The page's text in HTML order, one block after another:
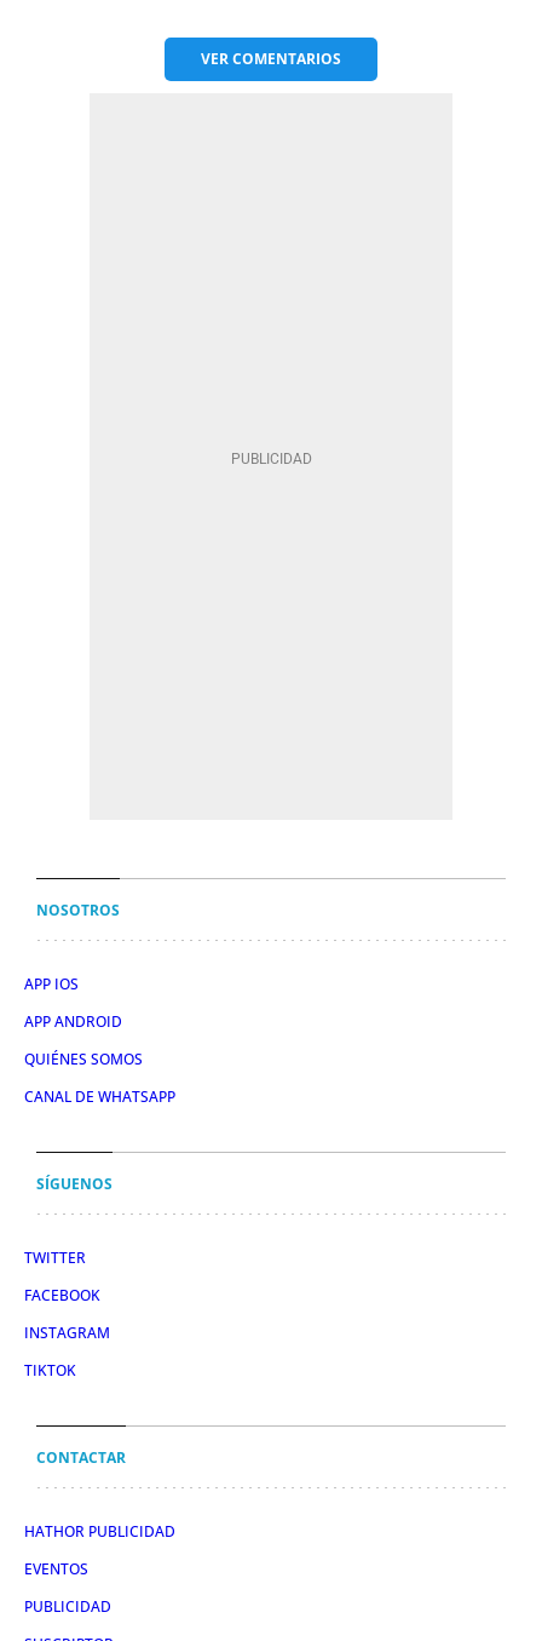
VERCOMENTARIOS
NOSOTROS
APP IOS
APP ANDROID
QUIÉNES SOMOS
CANAL DE WHATSAPP
SÍGUENOS
TWITTER
FACEBOOK
INSTAGRAM
TIKTOK
CONTACTAR
HATHOR PUBLICIDAD
EVENTOS
PUBLICIDAD